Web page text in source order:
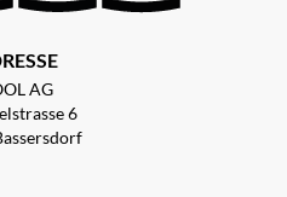
AG
6